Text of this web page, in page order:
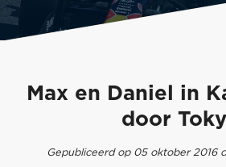
Max en Daniel in
door
Gepubliceerd op 05 oktober 2016